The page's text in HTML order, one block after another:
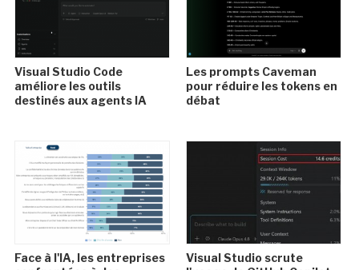
Visual Studio Code
améliore les outils
destinés aux agents IA
Les prompts Caveman
pour réduire les tokens en
débat
Face à l'IA, les entreprises
Visual Studio scrute